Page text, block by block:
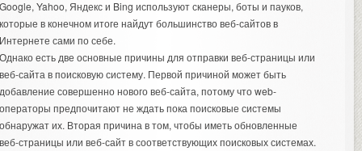
Yahoo, Яндекс и Bing используют сканеры, боты и пауков,
в конечном итоге найдут большинство веб-сайтов в
сами по себе.
есть две основные причины для отправки веб-страницы или
сайта в поисковую систему. Первой причиной может быть
совершенно нового веб-сайта, потому что web-
предпочитают не ждать пока поисковые системы
их. Вторая причина в том, чтобы иметь обновленные
страницы или веб-сайт в соответствующих поисковых системах.